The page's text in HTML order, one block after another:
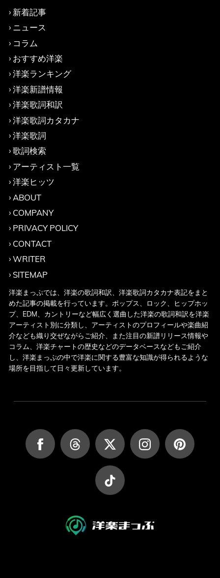
新着記事
ニュース
コラム
おすすめ洋楽
洋楽ランキング
洋楽新譜情報
洋楽歌詞和訳
洋楽歌詞カタカナ
洋楽歌詞
歌詞検索
アーティスト一覧
洋楽ヒッツ
ABOUT
COMPANY
PRIVACY POLICY
CONTACT
WRITER
SITEMAP
洋楽まっぷでは、洋楽の歌詞和訳、洋楽歌詞カタカナ表記をまと
めた記事の掲載を行っています。ポップス、ロック、ヒップホッ
プ、EDM、カントリーなど幅広く選曲した洋楽の歌詞和訳を洋楽
アーティスト別に分類し、アーティストのプロフィールや楽曲紹
介なども織り交ぜながらご紹介、また注目の新譜リリース情報や
コラム、洋楽チャートの歴史などのデータベースなどもご紹介
し、洋楽まっぷの中で洋楽に関する豊富な知識が得られるような
場所を目指して日々更新しています。